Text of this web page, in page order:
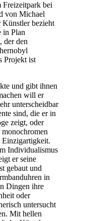
Freizeitpark bei
von Michael
Künstler bezieht
in Plan
der den
Projekt ist
und gibt ihnen
will er
unterscheidbar
sind, die er in
zeigt, oder
Einzigartigkeit.
Individualismus
er seine
gebaut und
in
Dingen ihre
oder
untersucht
Mit hellen